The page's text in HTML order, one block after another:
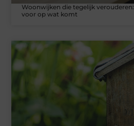
Woonwijken die tegelijk
voor op wat komt